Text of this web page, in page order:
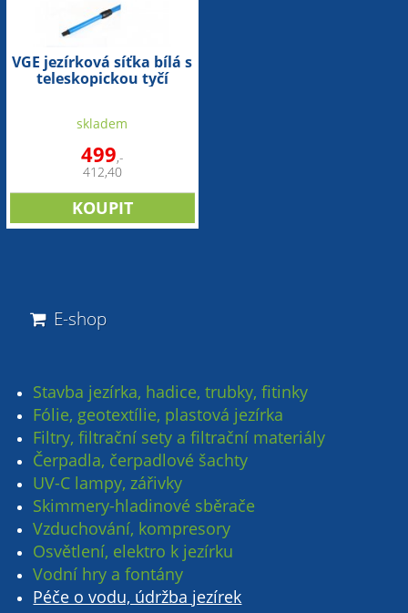
VGE jezírková síťka bílá s
teleskopickou tyčí
skladem
499,-
412,40
E-shop
Stavba jezírka, hadice, trubky, fitinky
Fólie, geotextílie, plastová jezírka
Filtry, filtrační sety a filtrační materiály
Čerpadla, čerpadlové šachty
UV-C lampy, zářivky
Skimmery-hladinové sběrače
Vzduchování, kompresory
Osvětlení, elektro k jezírku
Vodní hry a fontány
Péče o vodu, údržba jezírek